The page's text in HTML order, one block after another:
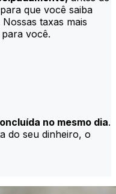
que você saiba
taxas mais
você.
no mesmo dia.
do seu dinheiro, o